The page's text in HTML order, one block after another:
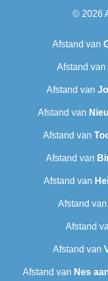
© 2026
Afstand van
Afstand van
Afstand van
Afstand van
Afstand van
Afstand van
Afstand van
Afstand van
Afstand
Afstand van
Afstand van Nes